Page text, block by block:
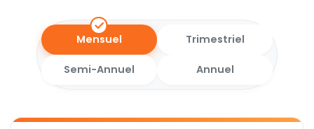
Mensuel Trimestriel
Semi-Annuel Annuel